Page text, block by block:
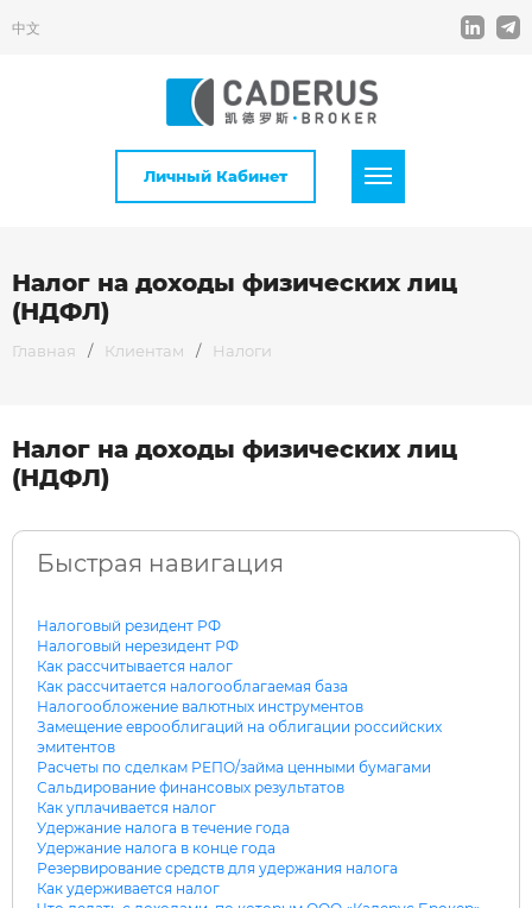
中文
Личный Кабинет
Налог на доходы физических лиц
(НДФЛ)
Главная / Клиентам / Налоги
Налог на доходы физических лиц
(НДФЛ)
Быстрая навигация
Налоговый резидент РФ
Налоговый нерезидент РФ
Как рассчитывается налог
Как рассчитается налогооблагаемая база
Налогообложение валютных инструментов
Замещение еврооблигаций на облигации российских
эмитентов
Расчеты по сделкам РЕПО/займа ценными бумагами
Сальдирование финансовых результатов
Как уплачивается налог
Удержание налога в течение года
Удержание налога в конце года
Резервирование средств для удержания налога
Как удерживается налог